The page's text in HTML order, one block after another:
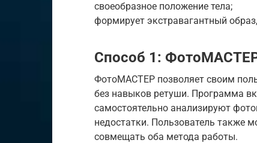
своеобразное положение тела;
формирует экстравагантный
Способ 1:
ФотоМАСТЕР позволяет своим
без навыков ретуши. Программа
самостоятельно анализируют
недостатки. Пользователь также
совмещать оба метода работы.